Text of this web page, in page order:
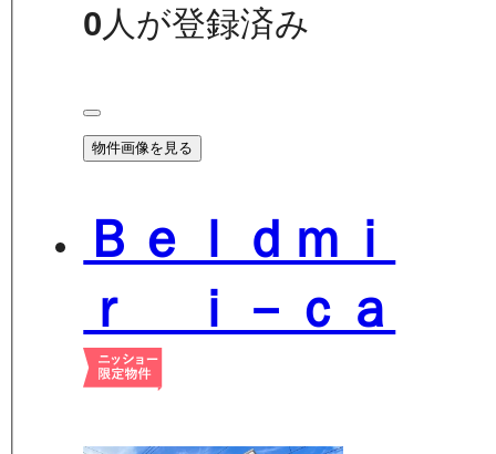
0 人が登録済み
物件画像を見る
Ｂｅｌｄｍｉ
ｒ ｉ－ｃａ